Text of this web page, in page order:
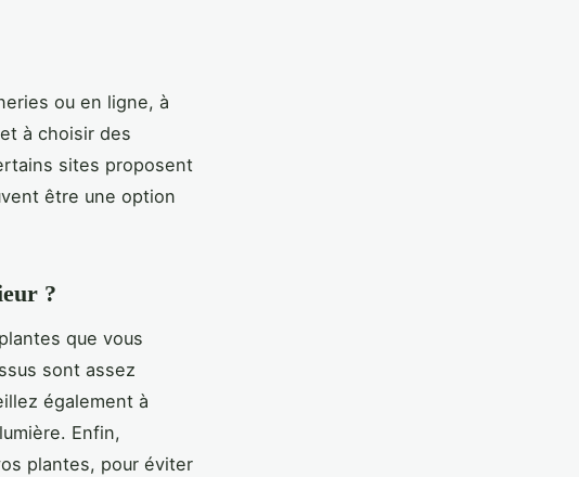
ou en ligne, à
à choisir des
sites proposent
être une option
?
que vous
sont assez
également à
Enfin,
plantes, pour éviter